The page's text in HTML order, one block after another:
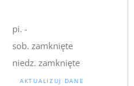
pi. -
sob. zamknięte
niedz. zamknięte
AKTUALIZUJ DANE